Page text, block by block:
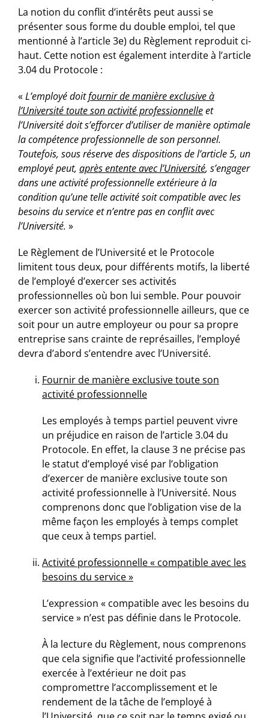
La notion du conflit d’intérêts peut aussi se
présenter sous forme du double emploi, tel que
mentionné à l’article 3e) du Règlement reproduit ci-
haut. Cette notion est également interdite à l’article
3.04 du Protocole :
«L’employé doitfournir de manière exclusive à
l’Université toute son activité professionnelleet
l’Université doit s’efforcer d’utiliser de manière optimale
la compétence professionnelle de son personnel.
Toutefois, sous réserve des dispositions de l’article 5, un
employé peut, après entente avec l’Université, s’engager
dans une activité professionnelle extérieure à la
condition qu’une telle activité soit compatible avec les
besoins du service et n’entre pas en conflit avec
l’Université. »
Le Règlement de l’Université et le Protocole
limitent tous deux, pour différents motifs, la liberté
de l’employé d’exercer ses activités
professionnelles où bon lui semble. Pour pouvoir
exercer son activité professionnelle ailleurs, que ce
soit pour un autre employeur ou pour sa propre
entreprise sans crainte de représailles, l’employé
devra d’abord s’entendre avec l’Université.
Fournir de manière exclusive toute son
activité professionnelle
Les employés à temps partiel peuvent vivre
un préjudice en raison de l’article 3.04 du
Protocole. En effet, la clause 3 ne précise pas
le statut d’employé visé par l’obligation
d’exercer de manière exclusive toute son
activité professionnelle à l’Université. Nous
comprenons donc que l’obligation vise de la
même façon les employés à temps complet
que ceux à temps partiel.
Activité professionnelle « compatible avec les
besoins du service »
L’expression « compatible avec les besoins du
service » n’est pas définie dans le Protocole.
À la lecture du Règlement, nous comprenons
que cela signifie que l’activité professionnelle
exercée à l’extérieur ne doit pas
compromettre l’accomplissement et le
rendement de la tâche de l’employé à